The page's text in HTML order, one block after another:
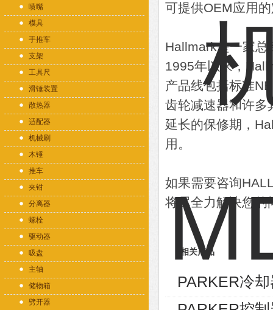
喷嘴
模具
手推车
支架
工具尺
滑锤装置
散热器
适配器
机械刷
木锤
推车
夹钳
分离器
螺栓
驱动器
吸盘
主轴
储物箱
劈开器
可提供OEM应用
Hallmark是一家总
1995年以来，
产品线包括标准
齿轮减速器和许多
延长的保修期，
用。
如果需要咨询
将尽全力解决您的
相关产品
PARKER冷